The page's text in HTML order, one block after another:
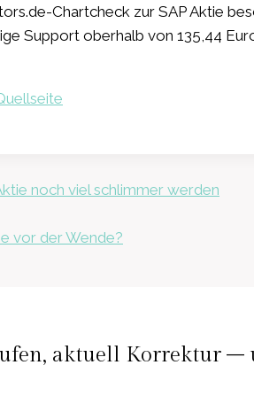
Chartcheck zur SAP Aktie
Support oberhalb von 135,44
noch viel schlimmer werden
vor der Wende?
aktuell Korrektur –